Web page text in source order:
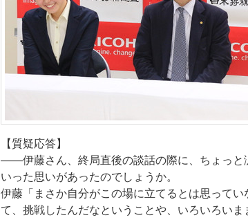
【質疑応答】
――伊藤さん、終局直後の談話の際に、ちょっと
いった思いがあったのでしょうか。
伊藤「まさか自分がこの場に立てるとは思って
て、挑戦したんだなということや、いろいろい